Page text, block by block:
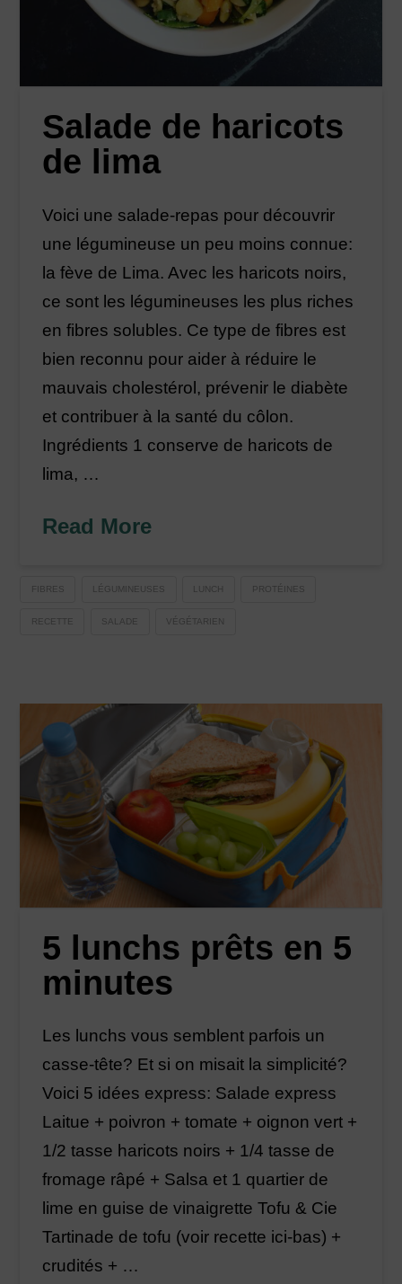
Salade de haricots
de lima
Voici une salade-repas pour découvrir
une légumineuse un peu moins connue:
la fève de Lima. Avec les haricots noirs,
ce sont les légumineuses les plus riches
en fibres solubles. Ce type de fibres est
bien reconnu pour aider à réduire le
mauvais cholestérol, prévenir le diabète
et contribuer à la santé du côlon.
Ingrédients 1 conserve de haricots de
lima, …
Read More
FIBRES LÉGUMINEUSES LUNCH PROTÉINES
RECETTE SALADE VÉGÉTARIEN
5 lunchs prêts en 5
minutes
Les lunchs vous semblent parfois un
casse-tête? Et si on misait la simplicité?
Voici 5 idées express: Salade express
Laitue + poivron + tomate + oignon vert +
1/2 tasse haricots noirs + 1/4 tasse de
fromage râpé + Salsa et 1 quartier de
lime en guise de vinaigrette Tofu & Cie
Tartinade de tofu (voir recette ici-bas) +
crudités + …